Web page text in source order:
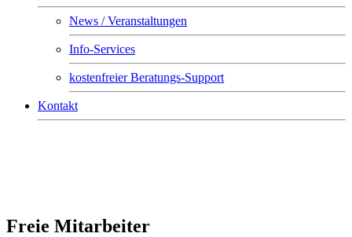
News / Veranstaltungen
Info-Services
kostenfreier Beratungs-Support
Kontakt
Freie Mitarbeiter